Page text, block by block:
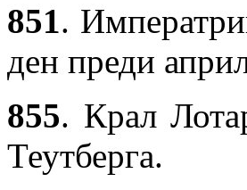
851.
ден преди
855. Крал
Теутберга.